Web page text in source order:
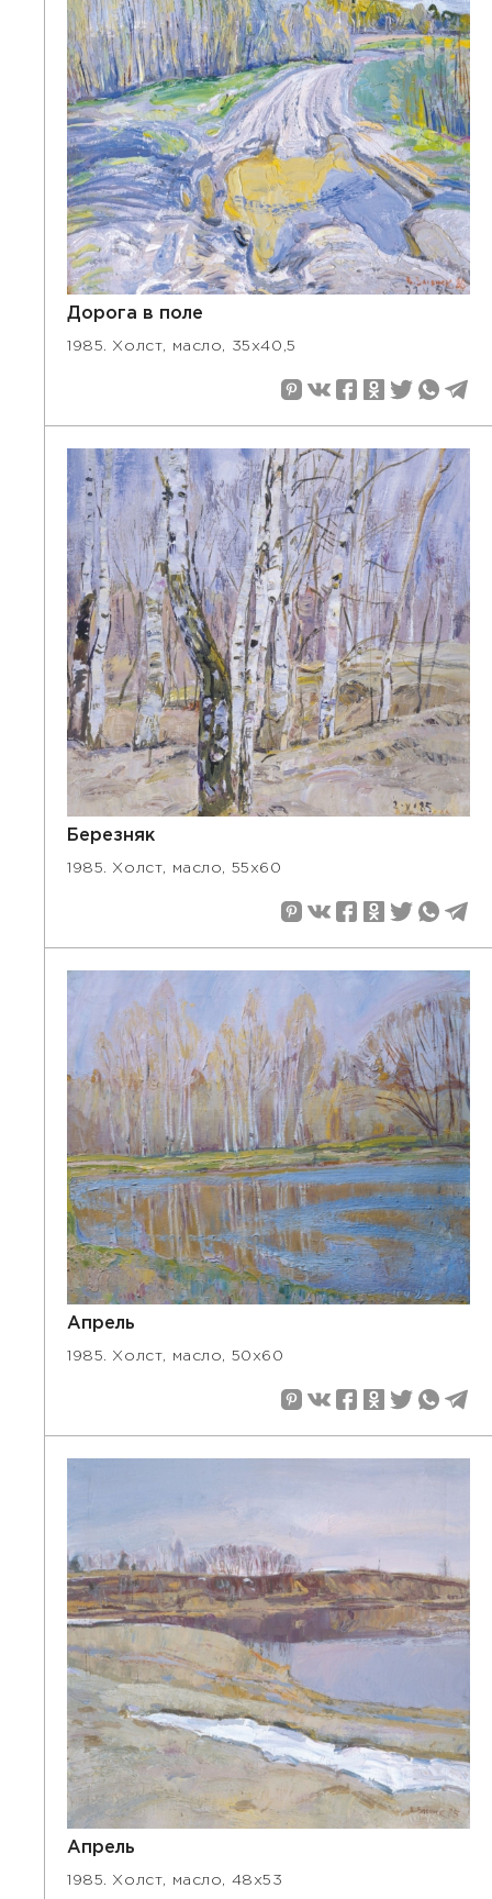
Дорога в поле
1985. Холст, масло, 35х40,5
Березняк
1985. Холст, масло, 55х60
Апрель
1985. Холст, масло, 50х60
Апрель
1985. Холст, масло, 48х53